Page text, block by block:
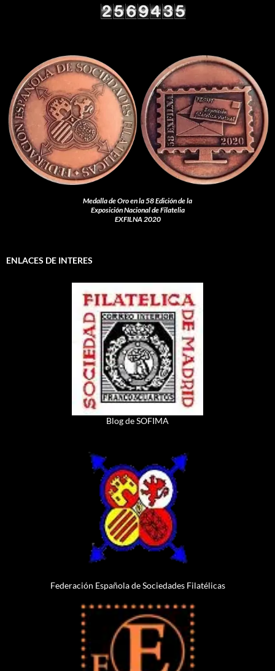
Medalla de Oro en la 58 Edición de la
Exposición Nacional de Filatelia
EXFILNA 2020
ENLACES DE INTERES
Blog de SOFIMA
Federación Española de Sociedades Filatélicas